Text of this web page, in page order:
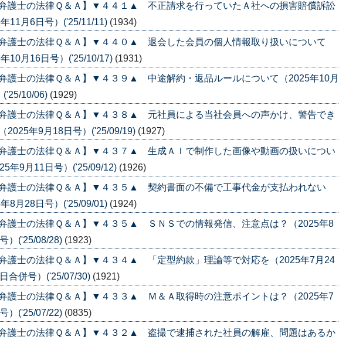
弁護士の法律Ｑ＆Ａ】▼４４１▲ 不正請求を行っていたＡ社への損害賠償訴訟
年11月6日号）('25/11/11) (1934)
弁護士の法律Ｑ＆Ａ】▼４４０▲ 退会した会員の個人情報取り扱いについて
年10月16日号）('25/10/17) (1931)
弁護士の法律Ｑ＆Ａ】▼４３９▲ 中途解約・返品ルールについて（2025年10月
('25/10/06) (1929)
弁護士の法律Ｑ＆Ａ】▼４３８▲ 元社員による当社会員への声かけ、警告でき
2025年9月18日号）('25/09/19) (1927)
弁護士の法律Ｑ＆Ａ】▼４３７▲ 生成ＡＩで制作した画像や動画の扱いについ
年9月11日号）('25/09/12) (1926)
弁護士の法律Ｑ＆Ａ】▼４３５▲ 契約書面の不備で工事代金が支払われない
年8月28日号）('25/09/01) (1924)
弁護士の法律Ｑ＆Ａ】▼４３５▲ ＳＮＳでの情報発信、注意点は？（2025年8
）('25/08/28) (1923)
弁護士の法律Ｑ＆Ａ】▼４３４▲ 「定型約款」理論等で対応を（2025年7月24
合併号）('25/07/30) (1921)
弁護士の法律Ｑ＆Ａ】▼４３３▲ Ｍ＆Ａ取得時の注意ポイントは？（2025年7
）('25/07/22) (0835)
弁護士の法律Ｑ＆Ａ】▼４３２▲ 盗撮で逮捕された社員の解雇、問題はあるか